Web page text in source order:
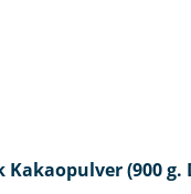
Kakaopulver (900 g.